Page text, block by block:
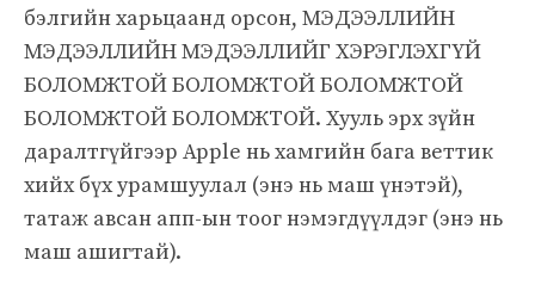
бэлгийн харьцаанд орсон, МЭДЭЭЛЛИЙН
МЭДЭЭЛЛИЙН МЭДЭЭЛЛИЙГ ХЭРЭГЛЭХГҮЙ
БОЛОМЖТОЙ БОЛОМЖТОЙ БОЛОМЖТОЙ
БОЛОМЖТОЙ БОЛОМЖТОЙ. Хууль эрх зүйн
даралтгүйгээр Apple нь хамгийн бага веттик
хийх бүх урамшуулал (энэ нь маш үнэтэй),
татаж авсан апп-ын тоог нэмэгдүүлдэг (энэ нь
маш ашигтай).